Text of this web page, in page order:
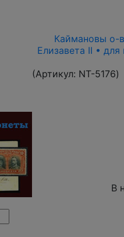
Каймановы о-
Елизавета II •
(Артикул: NT-5176)
В